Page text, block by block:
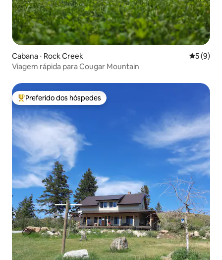
Cabana ⋅ Rock Creek 5 de
5 (9)
Viagem rápida para Cougar Mountain
Entre os melhores preferidos dos hóspedes
Preferido dos hóspedes